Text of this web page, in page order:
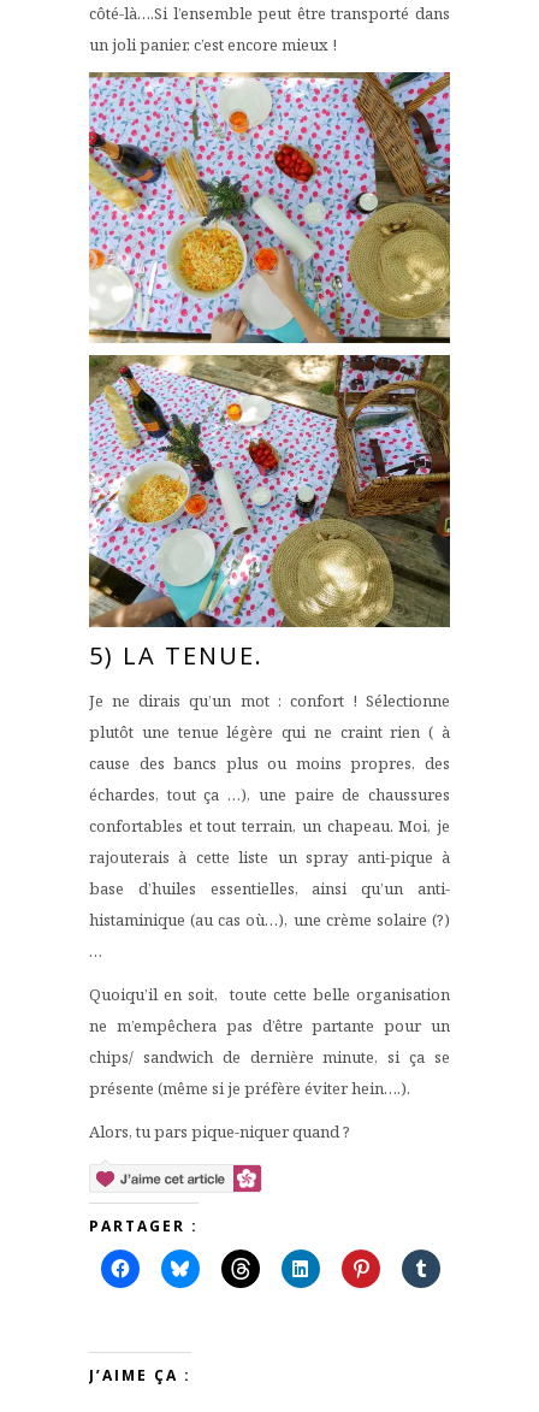
côté-là….Si l’ensemble peut être transporté dans
un joli panier, c’est encore mieux !
5) LA TENUE.
Je ne dirais qu’un mot : confort ! Sélectionne
plutôt une tenue légère qui ne craint rien ( à
cause des bancs plus ou moins propres, des
échardes, tout ça …), une paire de chaussures
confortables et tout terrain, un chapeau. Moi, je
rajouterais à cette liste un spray anti-pique à
base d’huiles essentielles, ainsi qu’un anti-
histaminique (au cas où…), une crème solaire (?)
…
Quoiqu’il en soit, toute cette belle organisation
ne m’empêchera pas d’être partante pour un
chips/ sandwich de dernière minute, si ça se
présente (même si je préfère éviter hein….).
Alors, tu pars pique-niquer quand ?
PARTAGER :
J’AIME ÇA :